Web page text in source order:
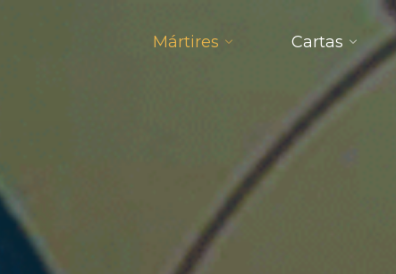
Mártires Cartas